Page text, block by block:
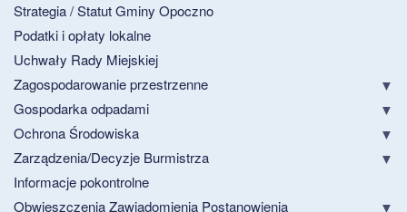
Strategia / Statut Gminy Opoczno
Podatki i opłaty lokalne
Uchwały Rady Miejskiej
Zagospodarowanie przestrzenne
Gospodarka odpadami
Ochrona Środowiska
Zarządzenia/Decyzje Burmistrza
Informacje pokontrolne
Obwieszczenia Zawiadomienia Postanowienia